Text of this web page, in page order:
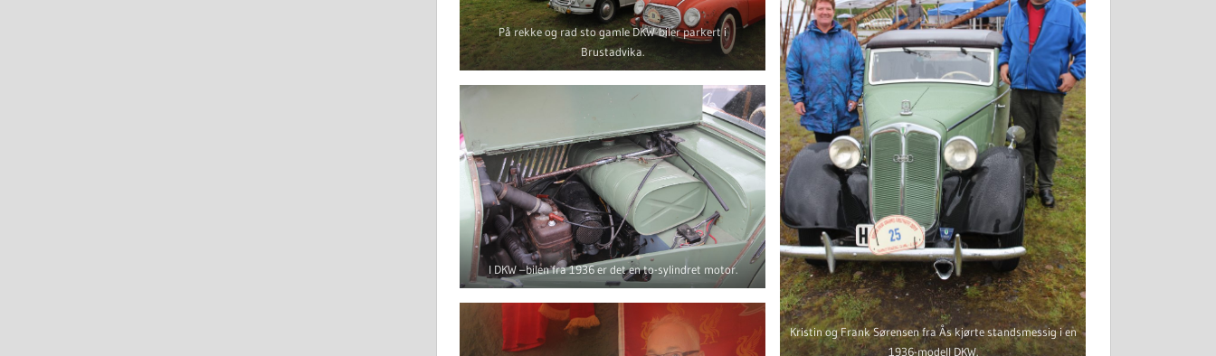
På rekke og rad sto gamle DKW-biler parkert i
Brustadvika.
Kristin og Frank Sørensen fra Ås kjørte standsmessig i en
1936-modell DKW.
I DKW –bilen fra 1936 er det en to-sylindret motor.